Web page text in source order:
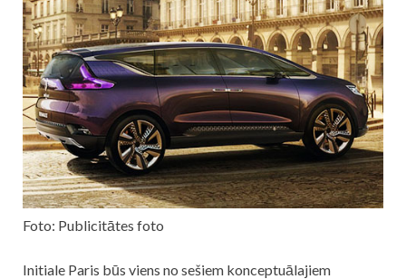
Foto: Publicitātes foto
Initiale Paris būs viens no sešiem konceptuālajiem